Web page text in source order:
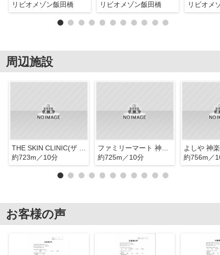
リビオメゾン飯田橋 リビオメゾン飯田橋 リビオメ
周辺施設
約723m／10分
約725m／10分
よしや 神
約756m／
お客様の声